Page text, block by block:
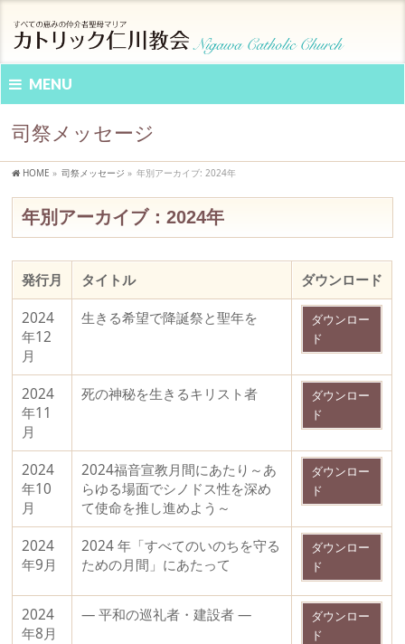
MENU
司祭メッセージ
HOME » 司祭メッセージ » 年別アーカイブ: 2024年
年別アーカイブ：2024年
発行月 タイトル
ダウンロード
2024
年12
月
生きる希望で降誕祭と聖年を
ダウンロー
ド
2024
年11
月
死の神秘を生きるキリスト者
ダウンロー
ド
2024
年10
月
2024福音宣教月間にあたり～あ
らゆる場面でシノドス性を深め
て使命を推し進めよう～
ダウンロー
ド
2024
年9月
2024 年「すべてのいのちを守る
ための月間」にあたって
ダウンロー
ド
2024
年8月
― 平和の巡礼者・建設者 ―
ダウンロー
ド